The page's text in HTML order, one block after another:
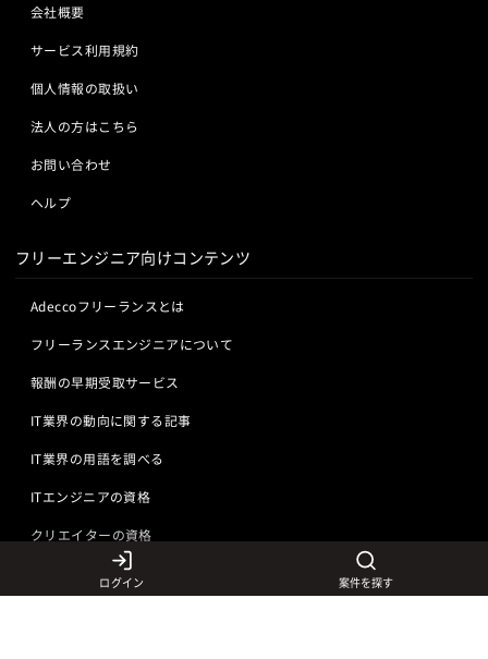
会社概要
サービス利用規約
個人情報の取扱い
法人の方はこちら
お問い合わせ
ヘルプ
フリーエンジニア向けコンテンツ
Adeccoフリーランスとは
フリーランスエンジニアについて
報酬の早期受取サービス
IT業界の動向に関する記事
IT業界の用語を調べる
ITエンジニアの資格
クリエイターの資格
言語から探す
ログイン 案件を探す